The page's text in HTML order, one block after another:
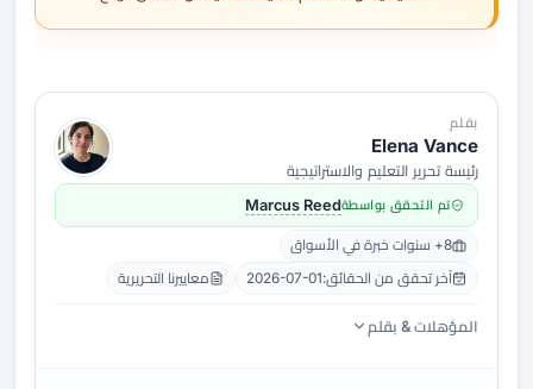
بقلم
Elena Vance
رئيسة تحرير التعليم والاستراتيجية
تم التحقق بواسطةMarcus Reed
8+ سنوات خبرة في الأسواق
آخر تحقق من الحقائق:2026-07-01 معاييرنا التحريرية
المؤهلات & بقلم